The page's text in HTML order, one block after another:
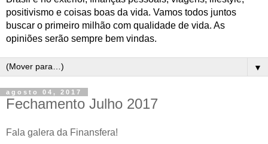
positivismo e coisas boas da vida. Vamos todos juntos
buscar o primeiro milhão com qualidade de vida. As
opiniões serão sempre bem vindas.
▼
agosto 04, 2017
Fechamento Julho 2017
Fala galera da Finansfera!